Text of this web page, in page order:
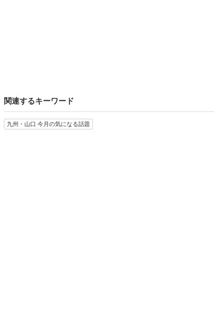
関連するキーワード
九州・山口 今月の気になる話題